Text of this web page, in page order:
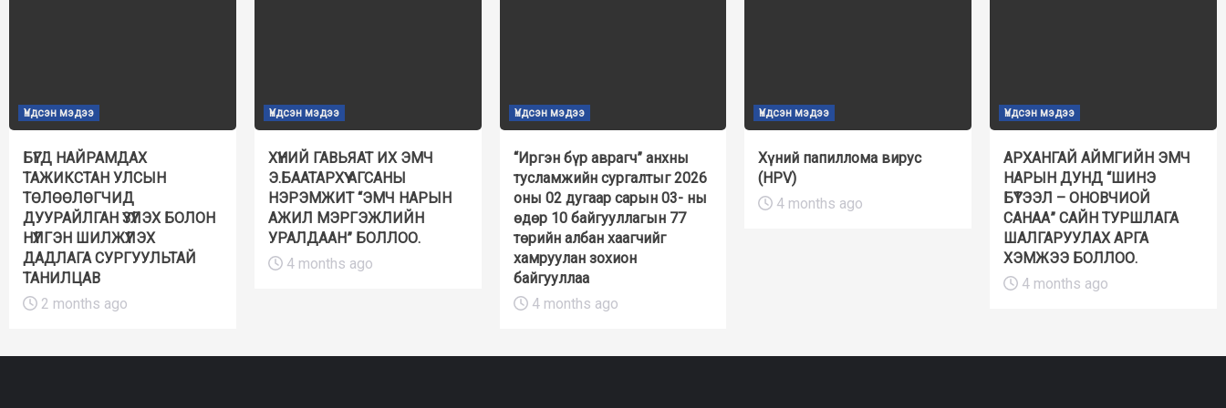
Үндсэн мэдээ
БҮГД НАЙРАМДАХ
ТАЖИКСТАН УЛСЫН
ТӨЛӨӨЛӨГЧИД
ДУУРАЙЛГАН ҮЗҮҮЛЭХ БОЛОН
НҮҮЛГЭН ШИЛЖҮҮЛЭХ
ДАДЛАГА СУРГУУЛЬТАЙ
ТАНИЛЦАВ
2 months ago
Үндсэн мэдээ
ХҮНИЙ ГАВЬЯАТ ИХ ЭМЧ
Э.БААТАРХҮҮ АГСАНЫ
НЭРЭМЖИТ “ЭМЧ НАРЫН
АЖИЛ МЭРГЭЖЛИЙН
УРАЛДААН” БОЛЛОО.
4 months ago
Үндсэн мэдээ
“Иргэн бүр аврагч” анхны
тусламжийн сургалтыг 2026
оны 02 дугаар сарын 03- ны
өдөр 10 байгууллагын 77
төрийн албан хаагчийг
хамруулан зохион
байгууллаа
4 months ago
Үндсэн мэдээ
Хүний папиллома вирус
(HPV)
4 months ago
Үндсэн мэдээ
АРХАНГАЙ АЙМГИЙН ЭМЧ
НАРЫН ДУНД “ШИНЭ
БҮТЭЭЛ – ОНОВЧИОЙ
САНАА” САЙН ТУРШЛАГА
ШАЛГАРУУЛАХ АРГА
ХЭМЖЭЭ БОЛЛОО.
4 months ago